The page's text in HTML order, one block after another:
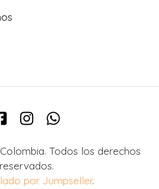
Todos los derechos
reservados.
por Jumpseller.